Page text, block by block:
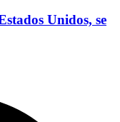
Unidos, se